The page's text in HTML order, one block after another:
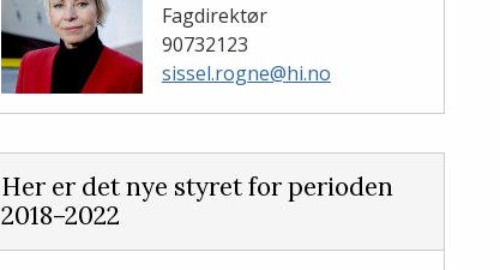
Fagdirektør
90732123
sissel.rogne@hi.no
Her er det nye styret for perioden
2018–2022